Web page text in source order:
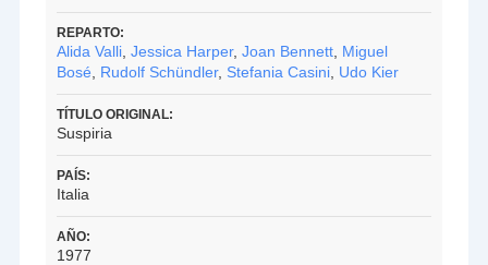
REPARTO:
Alida Valli ,Jessica Harper,Joan Bennett Miguel
Bosé
Rudolf Schündler, Stefania Casini Udo Kier
TÍTULO ORIGINAL:
Suspiria
PAÍS:
Italia
AÑO:
1977